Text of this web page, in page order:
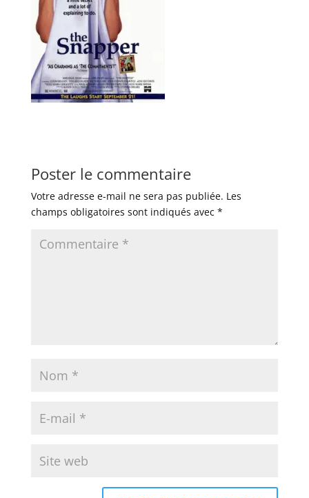
Poster le commentaire
Votre adresse e-mail ne sera pas publiée. Les
champs obligatoires sont indiqués avec *